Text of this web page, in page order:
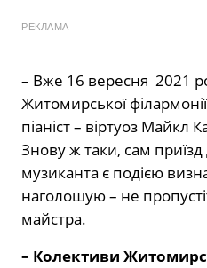
РЕКЛАМА
– Вже 16 вересня 2021
Житомирської
піаніст – віртуоз Майкл
Знову ж таки, сам
музиканта є подією
наголошую – не
майстра.
– Колективи